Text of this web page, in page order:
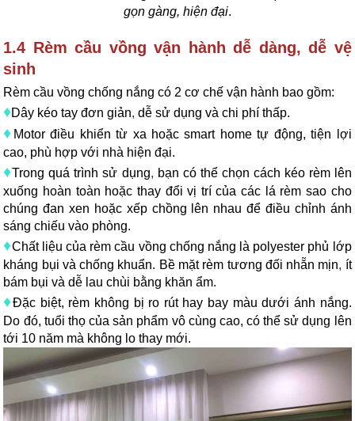
gọn gàng, hiện đại.
1.4 Rèm cầu vồng vận hành dễ dàng, dễ vệ
sinh
Rèm cầu vồng chống nắng có 2 cơ chế vận hành bao gồm:
♦Dây kéo tay đơn giản, dễ sử dụng và chi phí thấp.
♦ Motor điều khiển từ xa hoặc smart home tự động, tiện lợi
cao, phù hợp với nhà hiện đại.
♦Trong quá trình sử dụng, bạn có thể chọn cách kéo rèm lên
xuống hoàn toàn hoặc thay đổi vị trí của các lá rèm sao cho
chúng đan xen hoặc xếp chồng lên nhau để điều chỉnh ánh
sáng chiếu vào phòng.
♦Chất liệu của rèm cầu vồng chống nắng là polyester phủ lớp
kháng bụi và chống khuẩn. Bề mặt rèm tương đối nhẵn mịn, ít
bám bụi và dễ lau chùi bằng khăn ẩm.
♦Đặc biệt, rèm không bị ro rút hay bay màu dưới ánh nắng.
Do đó, tuổi thọ của sản phẩm vô cùng cao, có thể sử dụng lên
tới 10 năm mà không lo thay mới.